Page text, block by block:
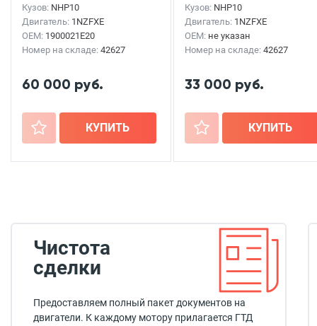
Кузов: NHP10
Двигатель: 1NZFXE
OEM: 1900021E20
Номер на складе: 42627
60 000 руб.
+ КУПИТЬ
Кузов: NHP10
Двигатель: 1NZFXE
OEM: не указан
Номер на складе: 42627
33 000 руб.
+ КУПИТЬ
Чистота
сделки
Предоставляем полный пакет документов на
двигатели. К каждому мотору прилагается ГТД